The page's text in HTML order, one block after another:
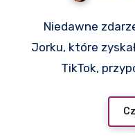
Niedawne zdarzenie na drogach Nowego
Jorku, które
TikTok,